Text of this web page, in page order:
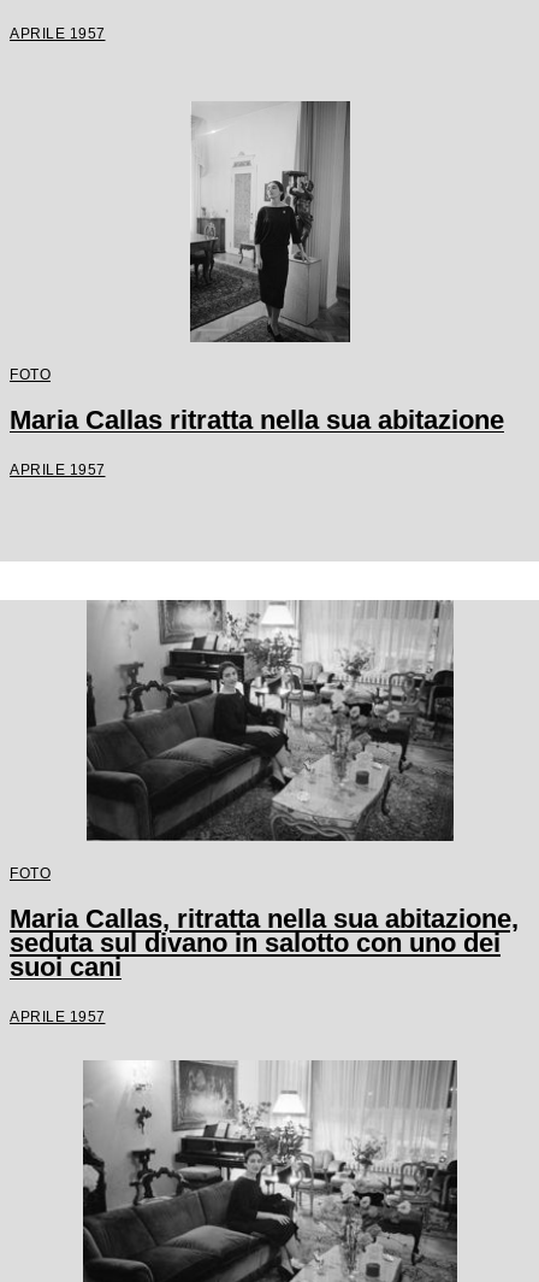
APRILE 1957
FOTO
Maria Callas ritratta nella sua abitazione
APRILE 1957
FOTO
Maria Callas, ritratta nella sua abitazione,
seduta sul divano in salotto con uno dei
suoi cani
APRILE 1957